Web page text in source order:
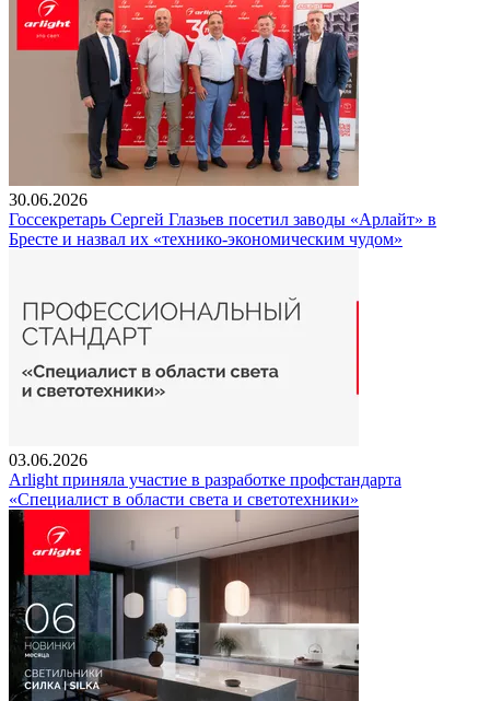
30.06.2026
Госсекретарь Сергей Глазьев посетил заводы «Арлайт» в
Бресте и назвал их «технико-экономическим чудом»
03.06.2026
Arlight приняла участие в разработке профстандарта
«Специалист в области света и светотехники»